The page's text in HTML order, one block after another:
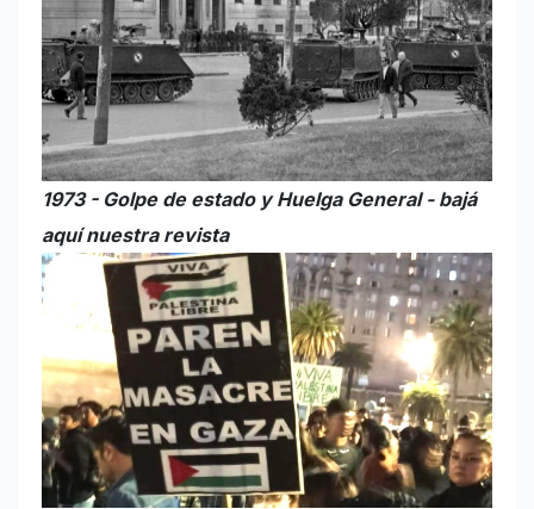
1973 - Golpe de estado y Huelga General - bajá
aquí nuestra revista